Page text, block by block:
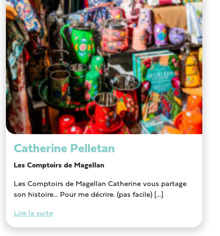
Catherine Pelletan
Les Comptoirs de Magellan
Les Comptoirs de Magellan Catherine vous partage
son histoire… Pour me décrire. (pas facile) [...]
Lire la suite